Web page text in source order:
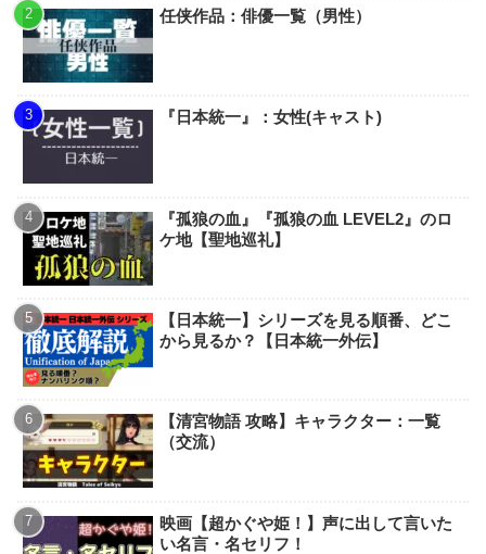
任侠作品：俳優一覧（男性）
『日本統一』：女性(キャスト)
『孤狼の血』『孤狼の血 LEVEL2』のロ
ケ地【聖地巡礼】
【日本統一】シリーズを見る順番、どこ
から見るか？【日本統一外伝】
【清宮物語 攻略】キャラクター：一覧
（交流）
映画【超かぐや姫！】声に出して言いた
い名言・名セリフ！